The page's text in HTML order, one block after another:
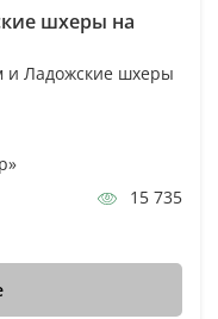
шхеры на
и Ладожские шхеры
15 735